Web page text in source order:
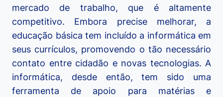
mercado de trabalho, que é altamente
competitivo. Embora precise melhorar, a
educação básica tem incluído a informática em
seus currículos, promovendo o tão necessário
contato entre cidadão e novas tecnologias. A
informática, desde então, tem sido uma
ferramenta de apoio para matérias e